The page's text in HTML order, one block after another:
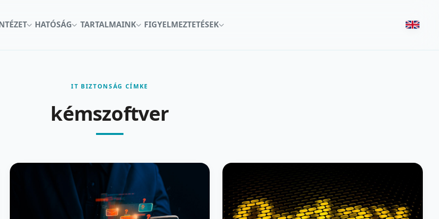
HATÓSÁG TARTALMAINK FIGYELMEZTETÉSEK
IT BIZTONSÁG CÍMKE
kémszoftver